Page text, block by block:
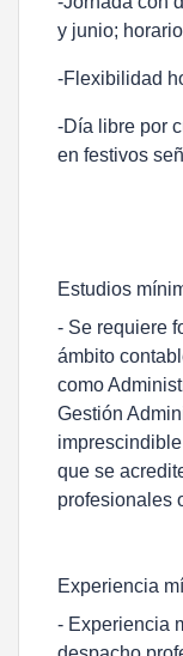
y junio;
-Flexibilidad
-Día libre por
en festivos
Estudios
- Se requiere
ámbito
como
Gestión
que se
profesionales
Experiencia
- Experiencia